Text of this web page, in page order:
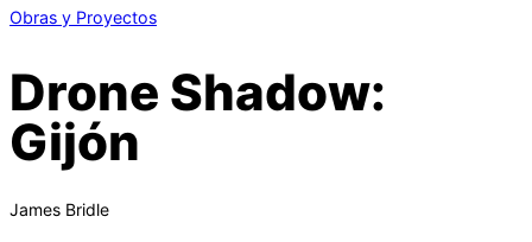
Obras y Proyectos
Drone Shadow:
Gijón
James Bridle